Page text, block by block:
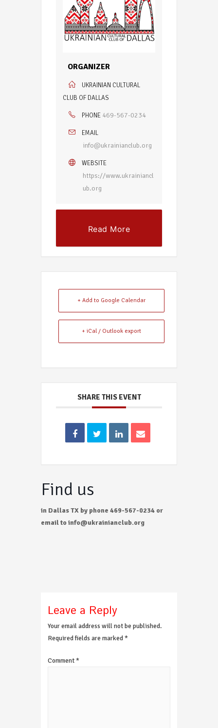
ORGANIZER
UKRAINIAN CULTURAL
CLUB OF DALLAS
PHONE 469-567-0234
EMAIL
info@ukrainianclub.org
WEBSITE
https://www.ukrainiancl
ub.org
Read More
+ Add to Google Calendar
+ iCal / Outlook export
SHARE THIS EVENT
Find us
in Dallas TX by phone 469-567-0234 or
email to info@ukrainianclub.org
Leave a Reply
Your email address will not be published.
Required fields are marked*
Comment*